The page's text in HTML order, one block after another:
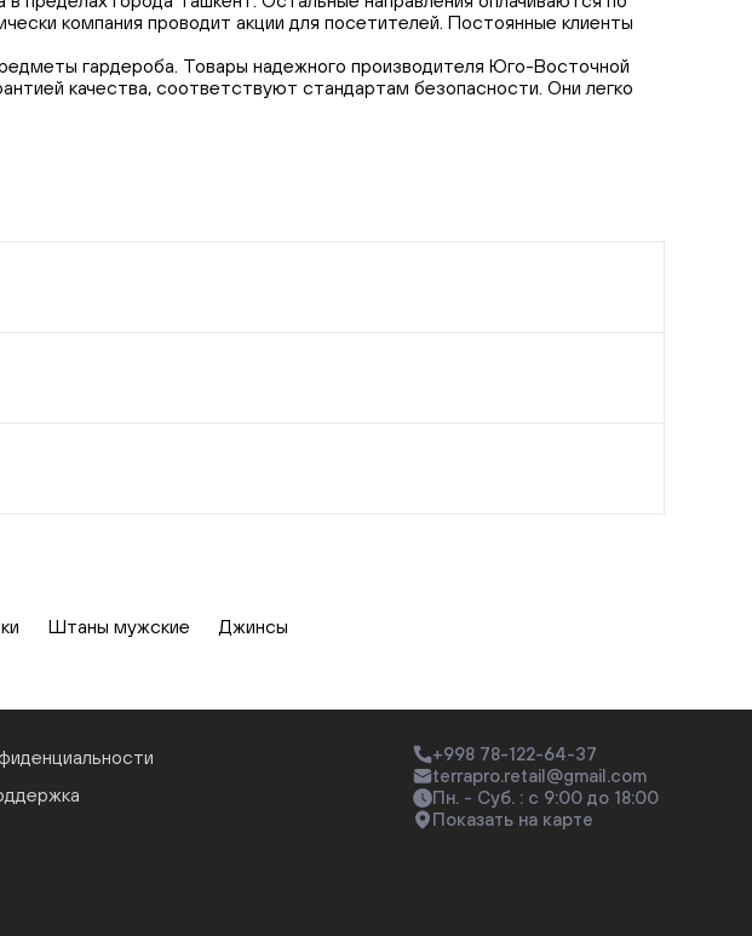
компания проводит акции для посетителей. Постоянные клиенты
гардероба. Товары надежного производителя Юго-Восточной
качества, соответствуют стандартам безопасности. Они легко
Штаны мужские Джинсы
+998 78-122-64-37
terrapro.retail@gmail.com
Пн. - Суб. : с 9:00 до 18:00
Показать на карте